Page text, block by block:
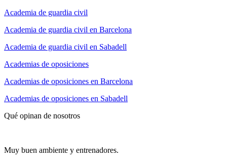
Academia de guardia civil
Academia de guardia civil en Barcelona
Academia de guardia civil en Sabadell
Academias de oposiciones
Academias de oposiciones en Barcelona
Academias de oposiciones en Sabadell
Qué opinan de nosotros
Muy buen ambiente y entrenadores.